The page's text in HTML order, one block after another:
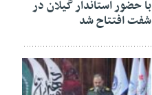
با حضور استاندار گیلان در
شفت افتتاح شد